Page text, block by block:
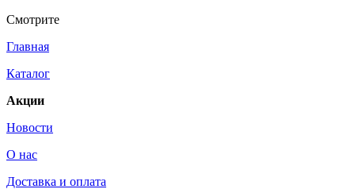
Смотрите
Главная
Каталог
Акции
Новости
О нас
Доставка и оплата